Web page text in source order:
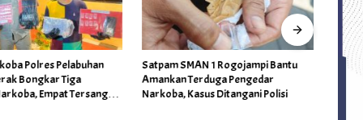
1 Rogojampi Bantu
Pengedar
Ditangani Polisi
Kabag Keuangan DPRD Ponorogo
Ditetapkan Jadi Tersangka
Kejaksaan, Diduga Terima Fee 30%